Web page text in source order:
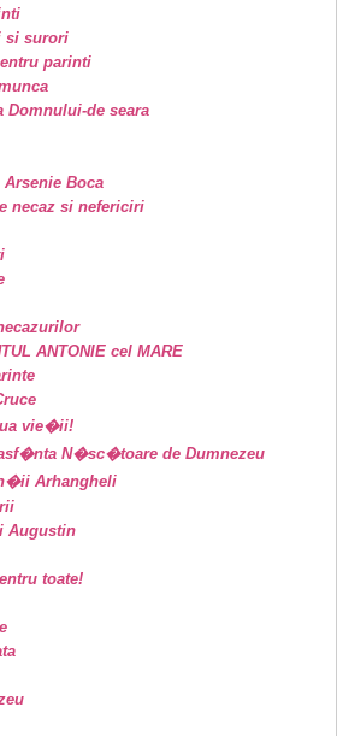
si surori
parinti
Domnului-de seara
Boca
necaz si nefericiri
ANTONIE cel MARE
vie�ii!
N�sc�toare de Dumnezeu
Arhangheli
Augustin
toate!